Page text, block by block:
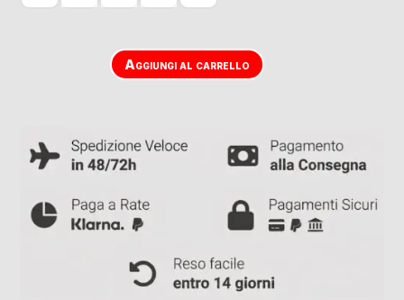
Aggiungi al carrello